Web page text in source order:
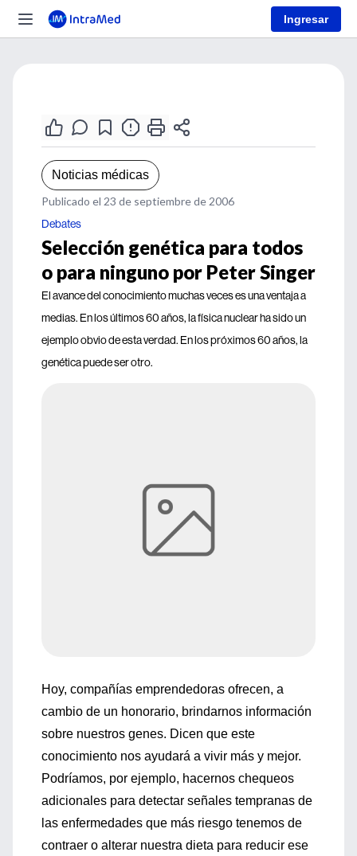
Ingresar
Noticias médicas
Publicado el 23 de septiembre de 2006
Debates
Selección genética para todos
o para ninguno por Peter Singer
El avance del conocimiento muchas veces es una ventaja a
medias. En los últimos 60 años, la física nuclear ha sido un
ejemplo obvio de esta verdad. En los próximos 60 años, la
genética puede ser otro.
Hoy, compañías emprendedoras ofrecen, a
cambio de un honorario, brindarnos información
sobre nuestros genes. Dicen que este
conocimiento nos ayudará a vivir más y mejor.
Podríamos, por ejemplo, hacernos chequeos
adicionales para detectar señales tempranas de
las enfermedades que más riesgo tenemos de
contraer o alterar nuestra dieta para reducir ese